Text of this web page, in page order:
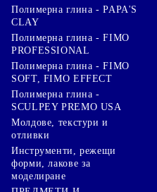
Полимерна глина - PAPA'S
CLAY
Полимерна глина - FIMO
PROFESSIONAL
Полимерна глина - FIMO
SOFT, FIMO EFFECT
Полимерна глина -
SCULPEY PREMO USA
Молдове, текстури и
отливки
Инструменти, режещи
форми, лакове за
моделиране